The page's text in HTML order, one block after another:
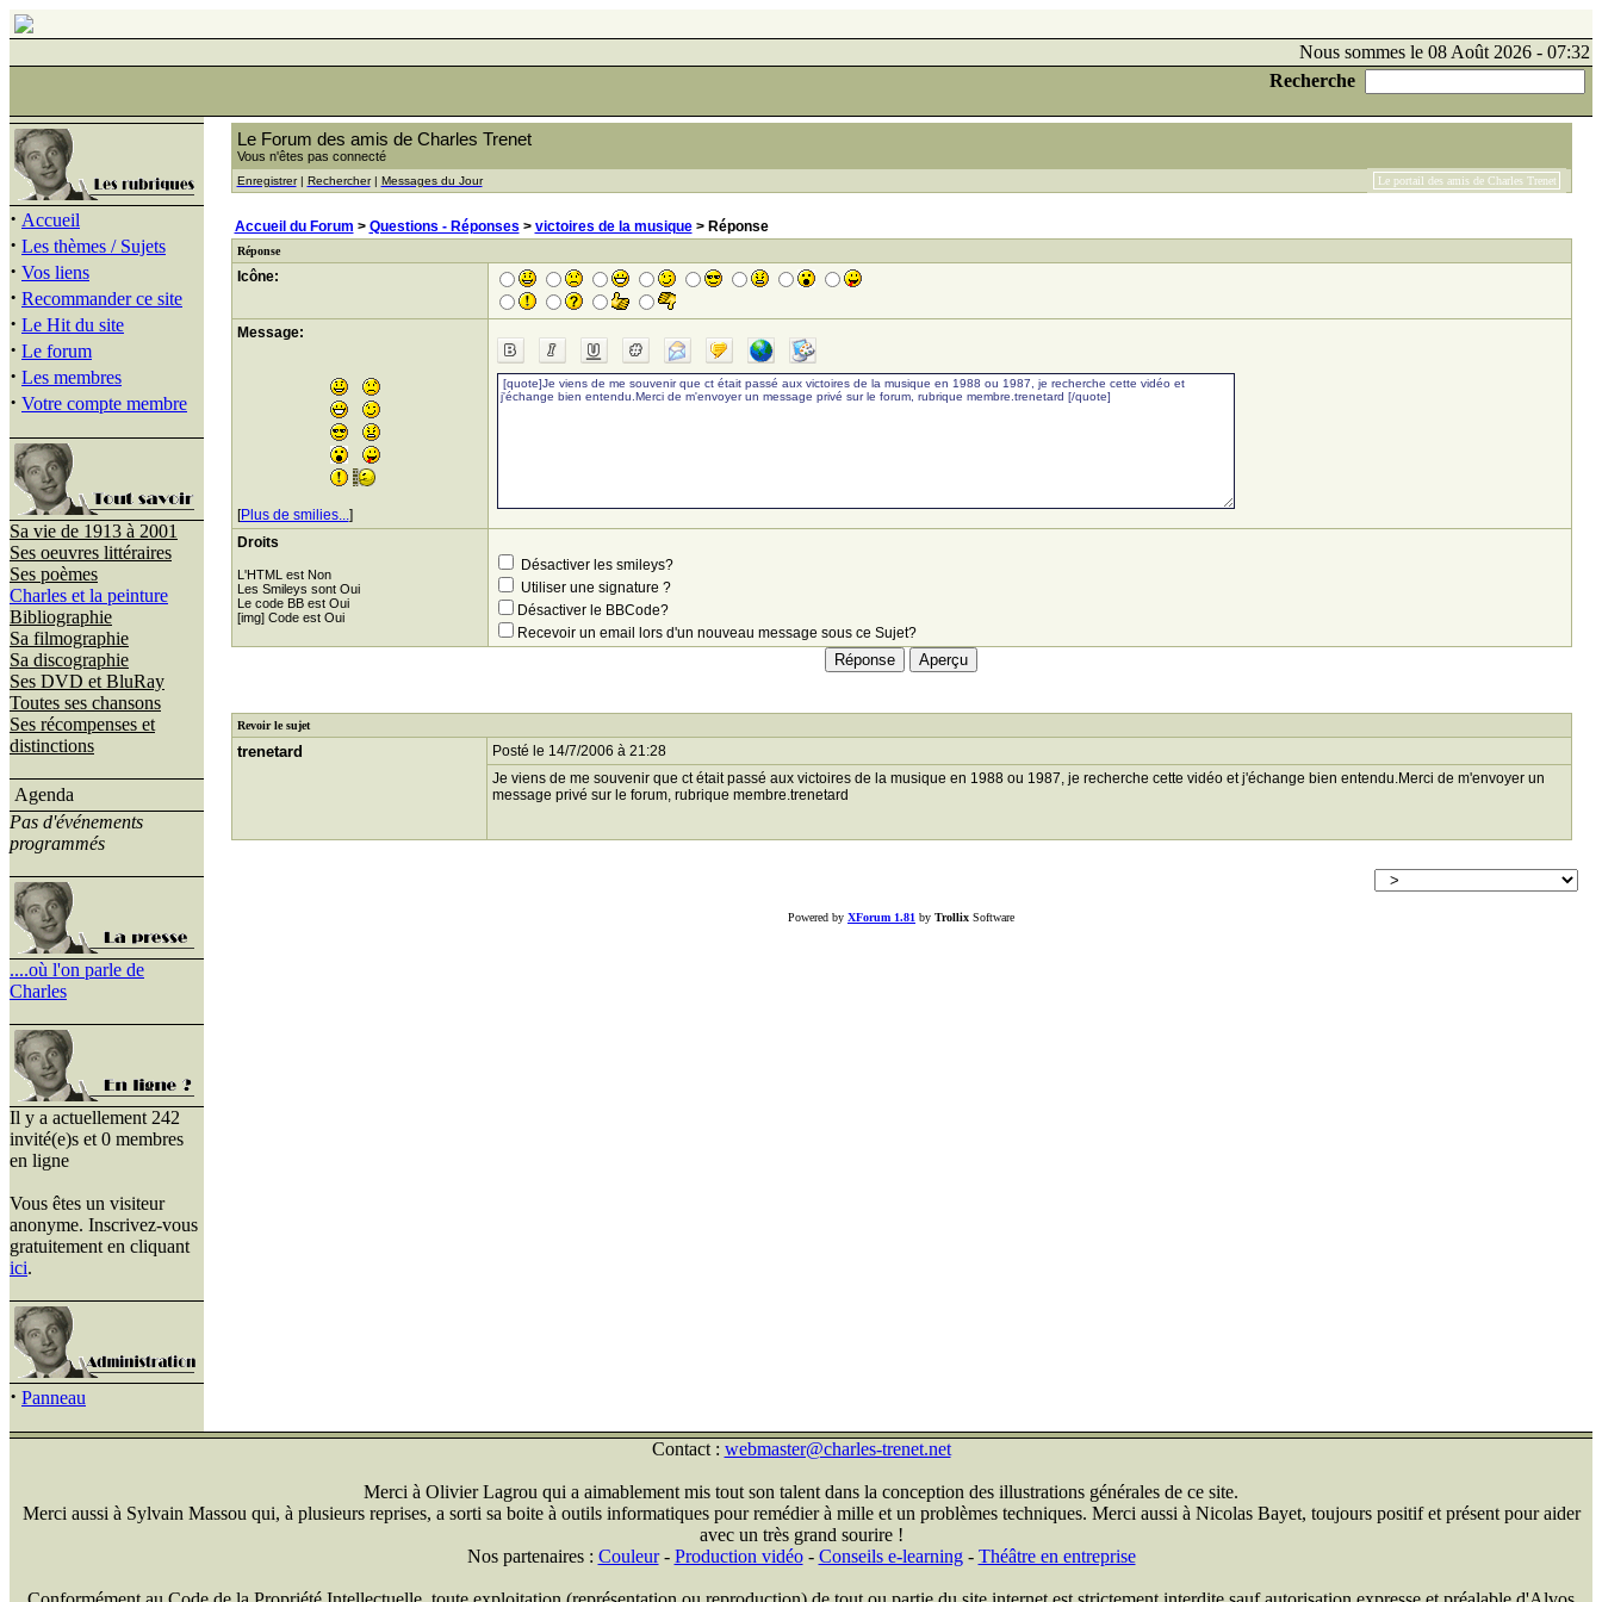
Nous sommes le 08 Août 2026 - 07:32
Recherche
· Accueil
· Les thèmes / Sujets
· Vos liens
· Recommander ce site
· Le Hit du site
· Le forum
· Les membres
· Votre compte membre
Sa vie de 1913 à 2001
Ses oeuvres littéraires
Ses poèmes
Charles et la peinture
Bibliographie
Sa filmographie
Sa discographie
Ses DVD et BluRay
Toutes ses chansons
Ses récompenses et
distinctions
Agenda
Pas d'événements
programmés
....où l'on parle de
Charles
Il y a actuellement 242
invité(e)s et 0 membres
en ligne
Vous êtes un visiteur
anonyme. Inscrivez-vous
gratuitement en cliquant
ici.
· Panneau
Le Forum des amis de Charles Trenet
Vous n'êtes pas connecté
Enregistrer| Rechercher| Messages du Jour Le portail des amis de Charles Trenet
Accueil du Forum > Questions - Réponses > victoires de la musique> Réponse
Réponse
Icône:
Message:
[Plus de smilies...]
Droits
L'HTML est Non
Les Smileys sont Oui
Le code BB est Oui
[img] Code est Oui
Désactiver les smileys?
Utiliser une signature ?
Désactiver le BBCode?
Recevoir un email lors d'un nouveau message sous ce Sujet?
Revoir le sujet
trenetard
Posté le 14/7/2006 à 21:28
Je viens de me souvenir que ct était passé aux victoires de la musique en 1988 ou 1987, je recherche cette vidéo et j'échange bien entendu.Merci de m'envoyer un
message privé sur le forum, rubrique membre.trenetard
Powered by XForum 1.81 by Trollix Software
Contact : webmaster@charles-trenet.net
Merci à Olivier Lagrou qui a aimablement mis tout son talent dans la conception des illustrations générales de ce site.
Merci aussi à Sylvain Massou qui, à plusieurs reprises, a sorti sa boite à outils informatiques pour remédier à mille et un problèmes techniques. Merci aussi à Nicolas Bayet, toujours positif et présent pour aider
avec un très grand sourire !
Nos partenaires : Couleur- Production vidéo- Conseils e-learning- Théâtre en entreprise